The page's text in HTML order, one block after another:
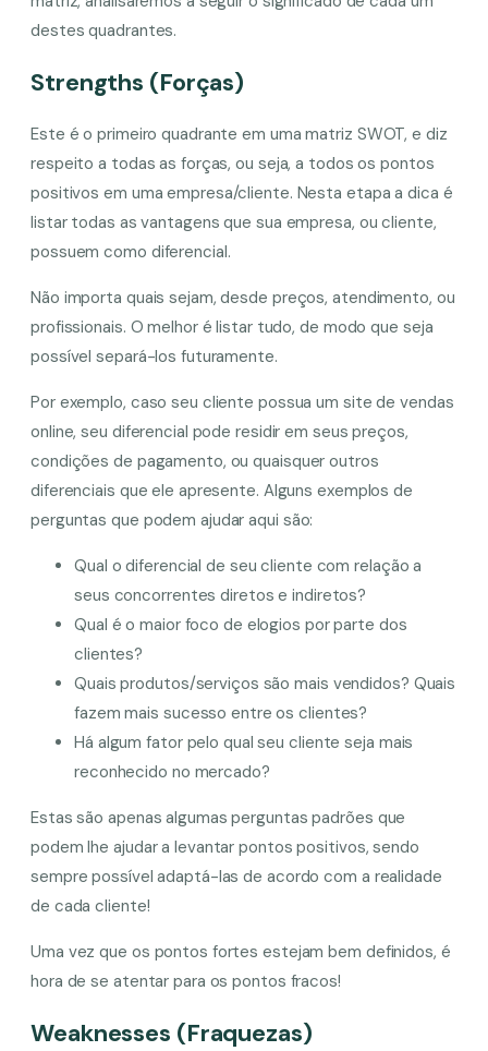
destes quadrantes.
Strengths (Forças)
Este é o primeiro quadrante em uma matriz SWOT, e diz
respeito a todas as forças, ou seja, a todos os pontos
positivos em uma empresa/cliente. Nesta etapa a dica é
listar todas as vantagens que sua empresa, ou cliente,
possuem como diferencial.
Não importa quais sejam, desde preços, atendimento, ou
profissionais. O melhor é listar tudo, de modo que seja
possível separá-los futuramente.
Por exemplo, caso seu cliente possua um site de vendas
online, seu diferencial pode residir em seus preços,
condições de pagamento, ou quaisquer outros
diferenciais que ele apresente. Alguns exemplos de
perguntas que podem ajudar aqui são:
Qual o diferencial de seu cliente com relação a
seus concorrentes diretos e indiretos?
Qual é o maior foco de elogios por parte dos
clientes?
Quais produtos/serviços são mais vendidos? Quais
fazem mais sucesso entre os clientes?
Há algum fator pelo qual seu cliente seja mais
reconhecido no mercado?
Estas são apenas algumas perguntas padrões que
podem lhe ajudar a levantar pontos positivos, sendo
sempre possível adaptá-las de acordo com a realidade
de cada cliente!
Uma vez que os pontos fortes estejam bem definidos, é
hora de se atentar para os pontos fracos!
Weaknesses (Fraquezas)